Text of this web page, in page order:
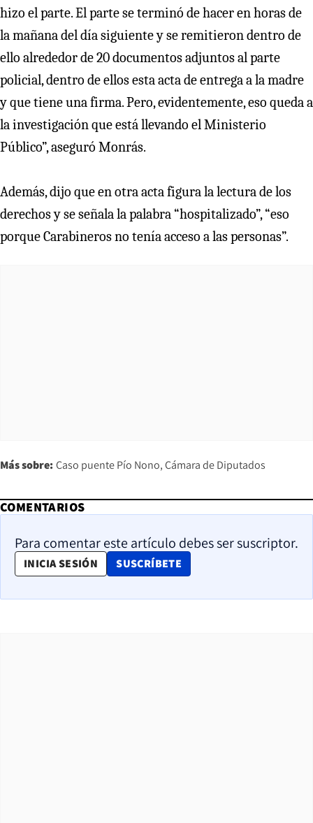
hizo el parte. El parte se terminó de hacer en horas de
la mañana del día siguiente y se remitieron dentro de
ello alrededor de 20 documentos adjuntos al parte
policial, dentro de ellos esta acta de entrega a la madre
y que tiene una firma. Pero, evidentemente, eso queda a
la investigación que está llevando el Ministerio
Público”, aseguró Monrás.
Además, dijo que en otra acta figura la lectura de los
derechos y se señala la palabra “hospitalizado”, “eso
porque Carabineros no tenía acceso a las personas”.
Más sobre: Caso puente Pío Nono Cámara de Diputados
COMENTARIOS
Para comentar este artículo debes ser suscriptor.
INICIA SESIÓN SUSCRÍBETE
OPENS IN NEW WINDOW